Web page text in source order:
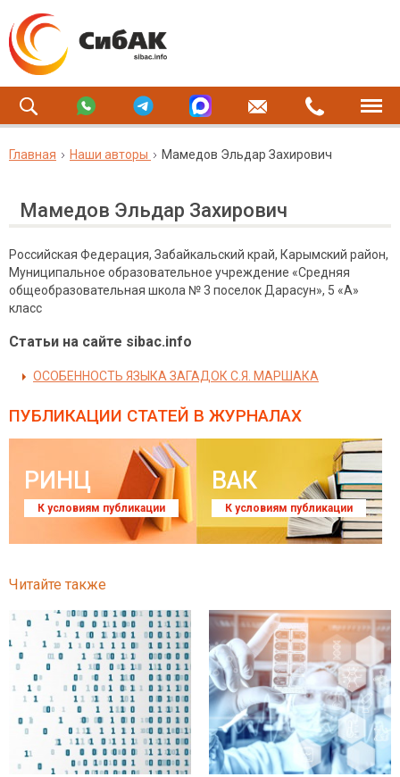
Главная Наши авторы Мамедов Эльдар Захирович
Мамедов Эльдар Захирович
Российская Федерация, Забайкальский край, Карымский район,
Муниципальное образовательное учреждение «Средняя
общеобразовательная школа № 3 поселок Дарасун», 5 «А»
класс
Статьи на сайте sibac.info
ОСОБЕННОСТЬ ЯЗЫКА ЗАГАДОК С.Я. МАРШАКА
ПУБЛИКАЦИИ СТАТЕЙ В ЖУРНАЛАХ
РИНЦ
К условиям публикации
ВАК
К условиям публикации
Читайте также